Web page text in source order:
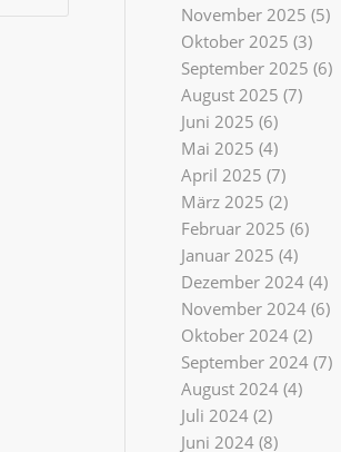
November 2025 (5)
Oktober 2025 (3)
September 2025 (6)
August 2025 (7)
Juni 2025 (6)
Mai 2025 (4)
April 2025 (7)
März 2025 (2)
Februar 2025 (6)
Januar 2025 (4)
Dezember 2024 (4)
November 2024 (6)
Oktober 2024 (2)
September 2024 (7)
August 2024 (4)
Juli 2024 (2)
Juni 2024 (8)